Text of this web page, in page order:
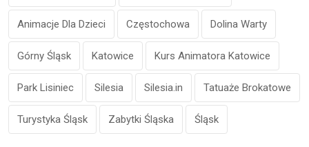
Animacje Dla Dzieci Częstochowa Dolina Warty
Górny Śląsk Katowice Kurs Animatora Katowice
Park Lisiniec Silesia Silesia.in Tatuaże Brokatowe
Turystyka Śląsk Zabytki Śląska Śląsk